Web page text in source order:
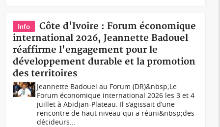
Info
Côte d'Ivoire : Forum économique
international 2026, Jeannette Badouel
réaffirme l'engagement pour le
développement durable et la promotion
des territoires
Jeannette Badouel au Forum (DR)&nbsp;Le
Forum économique international 2026 les 3 et 4
juillet à Abidjan-Plateau. Il s’agissait d’une
rencontre de haut niveau qui a réuni&nbsp;des
décideurs...